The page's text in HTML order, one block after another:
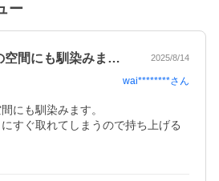
ー
おしゃれだし、どの空間にも馴染みます。… 2025/8/14
wai********さん
にも馴染みます。
すぐ取れてしまうので持ち上げる